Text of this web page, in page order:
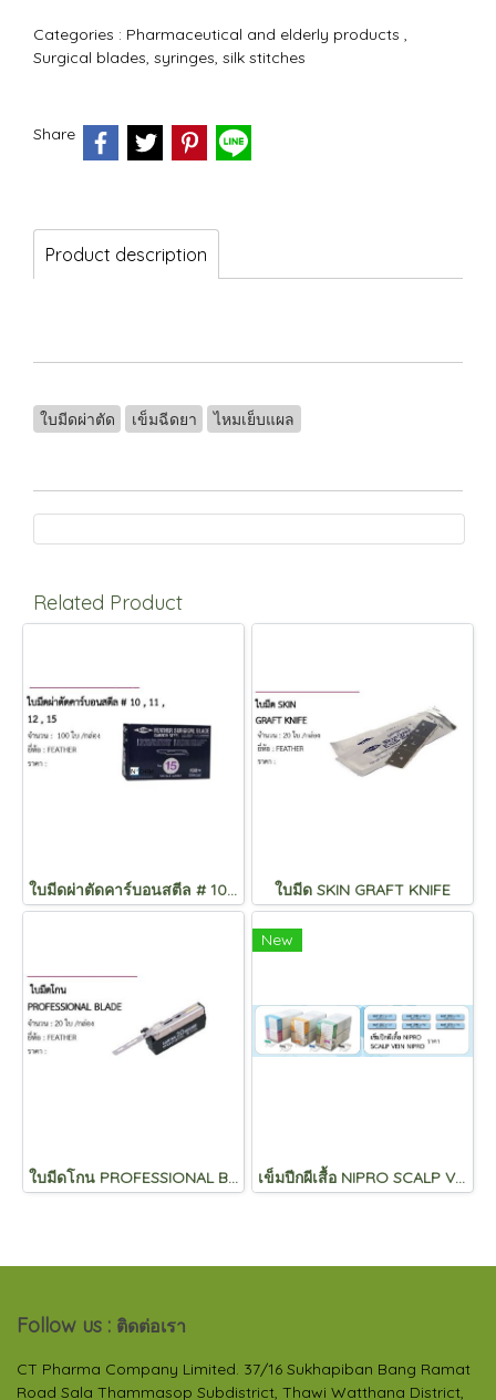
Categories : Pharmaceutical and elderly products ,
Surgical blades, syringes, silk stitches
Share
Product description
ใบมีดผ่าตัด เข็มฉีดยา ไหมเย็บแผล
Related Product
ใบมีดผ่าตัดคาร์บอนสตีล # 10 , 11 , 12 , 15 ใบมีด SKIN GRAFT KNIFE
ใบมีดโกน PROFESSIONAL BLADE
New
เข็มปีกผีเสื้อ NIPRO SCALP VEIN NIPRO
Follow us : ติดต่อเรา
CT Pharma Company Limited. 37/16 Sukhapiban Bang Ramat
Road Sala Thammasop Subdistrict, Thawi Watthana District,